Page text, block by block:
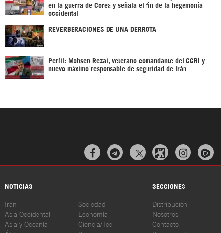
en la guerra de Corea y señala el fin de la hegemonía
occidental
REVERBERACIONES DE UNA DERROTA
Perfil: Mohsen Rezai, veterano comandante del CGRI y
nuevo máximo responsable de seguridad de Irán
  
NOTICIAS SECCIONES
Irán
Asia Occidental
Asia y Oceanía
Sociedad
Economía
Ciencia/Tec
Distribución
Nosotros
Contacto